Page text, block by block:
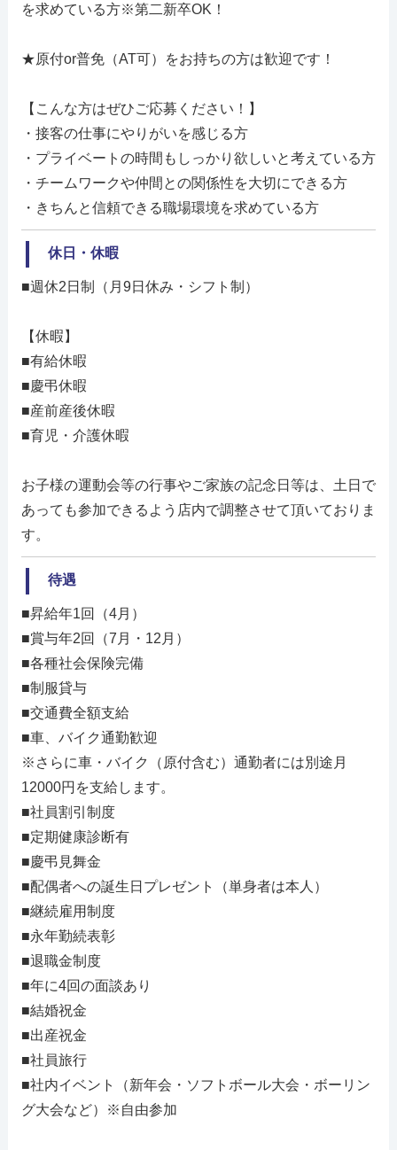
を求めている方※第二新卒OK！
★原付or普免（AT可）をお持ちの方は歓迎です！
【こんな方はぜひご応募ください！】
・接客の仕事にやりがいを感じる方
・プライベートの時間もしっかり欲しいと考えている方
・チームワークや仲間との関係性を大切にできる方
・きちんと信頼できる職場環境を求めている方
休日・休暇
■週休2日制（月9日休み・シフト制）
【休暇】
■有給休暇
■慶弔休暇
■産前産後休暇
■育児・介護休暇
お子様の運動会等の行事やご家族の記念日等は、土日で
あっても参加できるよう店内で調整させて頂いておりま
す。
待遇
■昇給年1回（4月）
■賞与年2回（7月・12月）
■各種社会保険完備
■制服貸与
■交通費全額支給
■車、バイク通勤歓迎
※さらに車・バイク（原付含む）通勤者には別途月
12000円を支給します。
■社員割引制度
■定期健康診断有
■慶弔見舞金
■配偶者への誕生日プレゼント（単身者は本人）
■継続雇用制度
■永年勤続表彰
■退職金制度
■年に4回の面談あり
■結婚祝金
■出産祝金
■社員旅行
■社内イベント（新年会・ソフトボール大会・ボーリン
グ大会など）※自由参加